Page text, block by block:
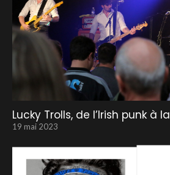
Lucky Trolls, de l’Irish punk à
19 mai 2023